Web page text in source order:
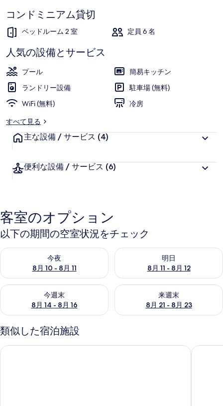
ダ
ー
ド
ベ
ッ
ド
写
真
ギ
ラ
リ
ー
コンドミニアム貸切
ベッドルーム 2 室 定員 6 名
人気の設備とサービス
プール
簡易キッチン
ランドリー設備
駐車場 (無料)
WiFi (無料)
冷房
すべて見る
主な設備 / サービス (4)
便利な設備 / サービス (6)
客室のオプション
以下の期間の空室状況をチェック
今夜
8月 10 - 8月 11
今夜 8月 10 - 8月 11 の空室状況をチェック
明日
8月 11 - 8月 12
明日 8月 11 - 8月 12 の空室状
今週末
8月 14 - 8月 16
今週末 8月 14 - 8月 16 の空室状況をチェック
来週末
8月 21 - 8月 23
来週末 8月 21 - 8月 23 の空室
類似した宿泊施設
グアム プラザ リゾート パシフ